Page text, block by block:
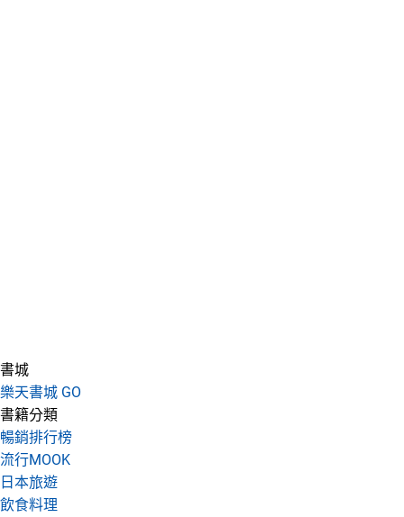
書城
樂天書城 GO
書籍分類
暢銷排行榜
流行MOOK
日本旅遊
飲食料理